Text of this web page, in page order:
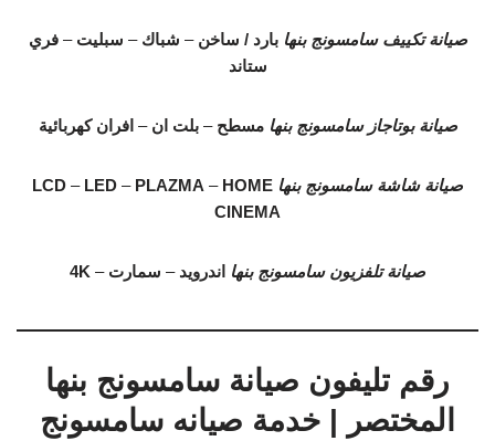
صيانة تكييف سامسونج بنها بارد / ساخن – شباك – سبليت –فري
ستاند
صيانة بوتاجاز سامسونج بنها مسطح –بلت ان – افران كهربائية
صيانة شاشة سامسونج بنها LCD – LED – PLAZMA – HOME
CINEMA
صيانة تلفزيون سامسونج بنها اندرويد – سمارت –
4K
رقم تليفون صيانة سامسونج بنها
المختصر | خدمة صيانه سامسونج